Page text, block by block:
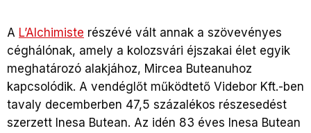
A L’Alchimiste részévé vált annak a szövevényes
céghálónak, amely a kolozsvári éjszakai élet egyik
meghatározó alakjához, Mircea Buteanuhoz
kapcsolódik. A vendéglőt működtető Videbor Kft.-ben
tavaly decemberben 47,5 százalékos részesedést
szerzett Inesa Butean. Az idén 83 éves Inesa Butean